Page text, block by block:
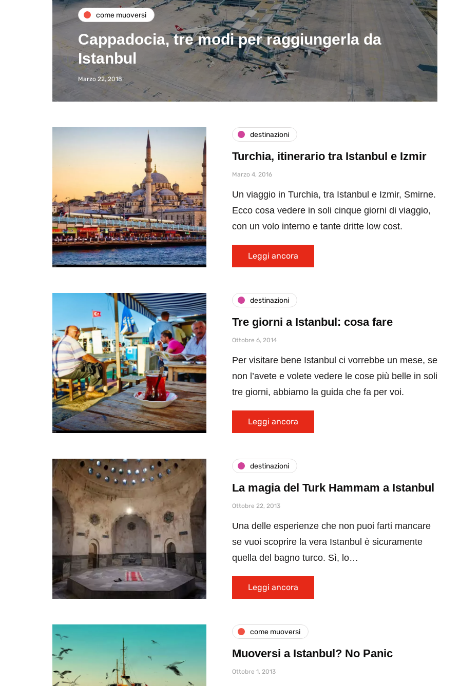
come muoversi
Cappadocia, tre modi per raggiungerla da
Istanbul
Marzo 22, 2018
destinazioni
Turchia, itinerario tra Istanbul e Izmir
Marzo 4, 2016
Un viaggio in Turchia, tra Istanbul e Izmir, Smirne.
Ecco cosa vedere in soli cinque giorni di viaggio,
con un volo interno e tante dritte low cost.
Leggi ancora
destinazioni
Tre giorni a Istanbul: cosa fare
Ottobre 6, 2014
Per visitare bene Istanbul ci vorrebbe un mese, se
non l’avete e volete vedere le cose più belle in soli
tre giorni, abbiamo la guida che fa per voi.
Leggi ancora
destinazioni
La magia del Turk Hammam a Istanbul
Ottobre 22, 2013
Una delle esperienze che non puoi farti mancare
se vuoi scoprire la vera Istanbul è sicuramente
quella del bagno turco. Sì, lo…
Leggi ancora
come muoversi
Muoversi a Istanbul? No Panic
Ottobre 1, 2013